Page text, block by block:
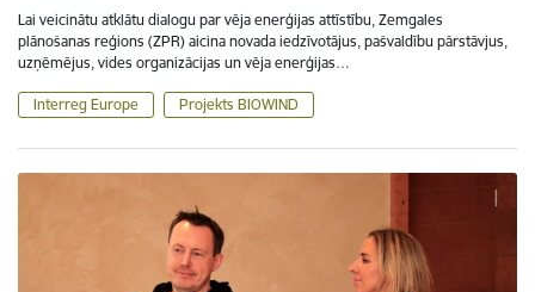
Lai veicinātu atklātu dialogu par vēja enerģijas attīstību, Zemgales
plānošanas reģions (ZPR) aicina novada iedzīvotājus, pašvaldību pārstāvjus,
uzņēmējus, vides organizācijas un vēja enerģijas…
Interreg Europe Projekts BIOWIND